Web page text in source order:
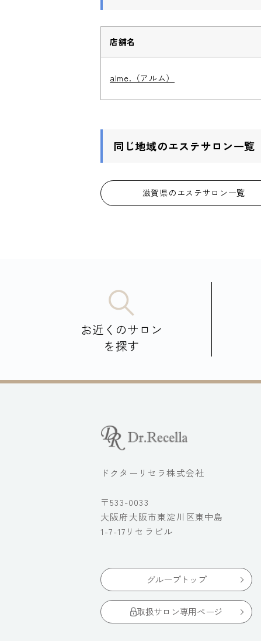
店舗名
alme.（アルム）
同じ地域のエステサロン一覧
滋賀県のエステサロン一覧
お近くのサロン
を探す
ドクターリセラ株式会社
〒533-0033
大阪府大阪市東淀川区東中島
1-7-17リセラビル
グループトップ
取扱サロン専用ページ